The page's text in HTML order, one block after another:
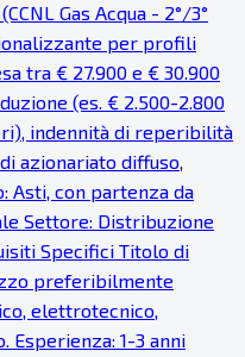
Gas Acqua - 2°/3°
per profili
tra € 27.900 e € 30.900
(es. € 2.500-2.800
indennità di reperibilità
azionariato diffuso,
Asti, con partenza da
Settore: Distribuzione
Specifici Titolo di
preferibilmente
elettrotecnico,
1-3 anni